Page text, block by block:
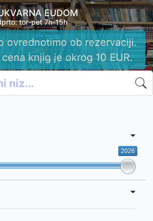
EUDOM
tor-pet 7h-15h
ovrednotimo ob rezervaciji.
knjig je okrog 10 EUR.
2026